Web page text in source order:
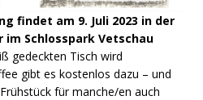
findet am 9. Juli 2023 in der
im Schlosspark Vetschau
gedeckten Tisch wird
gibt es kostenlos dazu – und
für manche/en auch